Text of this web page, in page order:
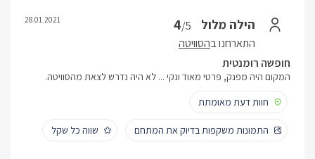
הילה מלול 4/5
התארחנו בהסוויטה
28.01.2021
חופשה רומנטית
המקום היה מפנק, פרטי מאוד ונקי ... לא היה נדרש לצאת מהסוויטה.
חוות דעת מאומתת
התמונות משקפות בדיוק את המתחם שווה כל שקל